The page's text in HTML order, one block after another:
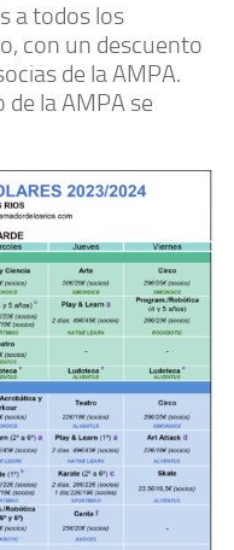
a todos los
con un descuento
de la AMPA.
la AMPA se